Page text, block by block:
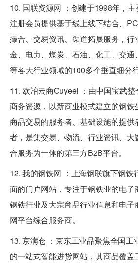
10. 国联资源网 ：创建于1998年，
注册会员提供基于线上线下结合、
撮合、交易资讯、渠道拓展服务，行
金、电力、煤炭、石油、化工、交通
等各大行业领域的100多个垂直细分行
11. 欧冶云商Ouyeel ：由中国宝武
商务资源，以新商业模式建立的钢铁
商品交易的服务者、基础设施的提供
者，是集交易、物流、行业资讯、
合服务为一体的第三方B2B平台。
12. 我的钢铁网 ：上海钢联旗下钢铁
面的门户网站，专注于钢铁业的电
钢铁行业及大宗商品行业信息和电子
网平台综合服务商。
13. 京满仓 ：京东工业品聚焦全国工
的一站式智能进货网站，其商品覆